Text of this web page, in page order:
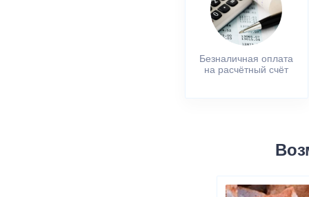
Безналичная оплата
на расчётный счёт